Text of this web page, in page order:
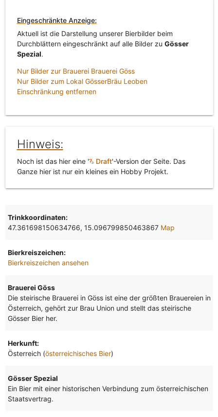
Eingeschränkte Anzeige:
Aktuell ist die Darstellung unserer Bierbilder beim
Durchblättern eingeschränkt auf alle Bilder zu Gösser
Spezial.
Nur Bilder zur Brauerei Brauerei Göss
Nur Bilder zum Lokal GösserBräu Leoben
Einschränkung entfernen
Hinweis:
Noch ist das hier eine ' Draft'-Version der Seite. Das
Ganze hier ist nur ein kleines ein Hobby Projekt.
Trinkkoordinaten:
47.361698150634766, 15.096799850463867 Map
Bierkreiszeichen:
Bierkreiszeichen ansehen
Brauerei Göss
Die steirische Brauerei in Göss ist eine der größten Brauereien in
Österreich, gehört zur Brau Union und stellt das steirische
Gösser Bier her.
Herkunft:
Österreich (österreichisches Bier)
Gösser Spezial
Ein Bier mit einer historischen Verbindung zum österreichischen
Staatsvertrag.